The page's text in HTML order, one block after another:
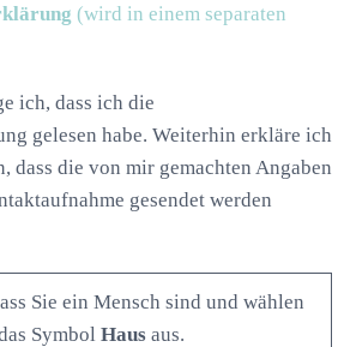
(wird in einem separaten
ich, dass ich die
gelesen habe. Weiterhin erkläre ich
dass die von mir gemachten Angaben
gesendet werden
Sie ein Mensch sind und wählen
Symbol Haus aus.